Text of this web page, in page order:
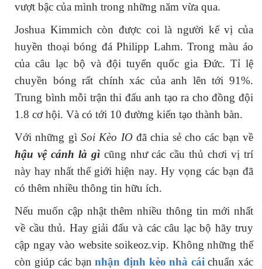
vượt bậc của mình trong những năm vừa qua.
Joshua Kimmich còn được coi là người kế vị của
huyền thoại bóng đá Philipp Lahm. Trong màu áo
của câu lạc bộ và đội tuyển quốc gia Đức. Tỉ lệ
chuyền bóng rất chính xác của anh lên tới 91%.
Trung bình mỗi trận thi đấu anh tạo ra cho đồng đội
1.8 cơ hội. Và có tới 10 đường kiến tạo thành bàn.
Với những gì Soi Kèo IOđã chia sẻ cho các bạn về
hậu vệ cánh là gìcũng như các cầu thủ chơi vị trí
này hay nhất thế giới hiện nay. Hy vọng các bạn đã
có thêm nhiều thông tin hữu ích.
Nếu muốn cập nhật thêm nhiều thông tin mới nhất
về cầu thủ. Hay giải đấu và các câu lạc bộ hãy truy
cập ngay vào website soikeoz.vip. Không những thế
còn giúp các bạnnhận định kèo nhà cái chuẩn xác